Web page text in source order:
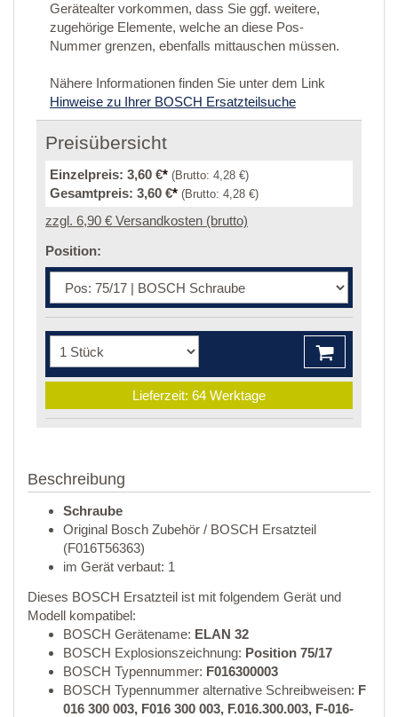
Gerätealter vorkommen, dass Sie ggf. weitere,
zugehörige Elemente, welche an diese Pos-
Nummer grenzen, ebenfalls mittauschen müssen.
Nähere Informationen finden Sie unter dem Link
Hinweise zu Ihrer BOSCH Ersatzteilsuche
Preisübersicht
Einzelpreis: 3,60 €* (Brutto: 4,28 €)
Gesamtpreis: 3,60 €* (Brutto: 4,28 €)
zzgl. 6,90 € Versandkosten (brutto)
Position:
Lieferzeit: 64 Werktage
Beschreibung
Schraube
Original Bosch Zubehör / BOSCH Ersatzteil
(F016T56363)
im Gerät verbaut: 1
Dieses BOSCH Ersatzteil ist mit folgendem Gerät und
Modell kompatibel:
BOSCH Gerätename: ELAN 32
BOSCH Explosionszeichnung: Position 75/17
BOSCH Typennummer: F016300003
BOSCH Typennummer alternative Schreibweisen: F
016 300 003, F016 300 003, F.016.300.003, F-016-